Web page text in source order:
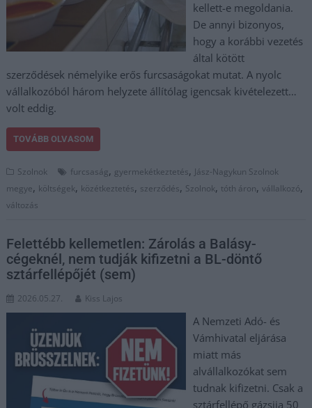
kellett-e megoldania.
De annyi bizonyos,
hogy a korábbi vezetés
által kötött
szerződések némelyike erős furcsaságokat mutat. A nyolc
vállalkozóból három helyzete állítólag igencsak kivételezett…
volt eddig.
TOVÁBB OLVASOM
Szolnok furcsaság, gyermekétkeztetés, Jász-Nagykun Szolnok
megye, költségek, közétkeztetés, szerződés, Szolnok, tóth áron,vállalkozó,
változás
Felettébb kellemetlen: Zárolás a Balásy-
cégeknél, nem tudják kifizetni a BL-döntő
sztárfellépőjét (sem)
2026.05.27. Kiss Lajos
A Nemzeti Adó- és
Vámhivatal eljárása
miatt más
alvállalkozókat sem
tudnak kifizetni. Csak a
sztárfellépő gázsija 50